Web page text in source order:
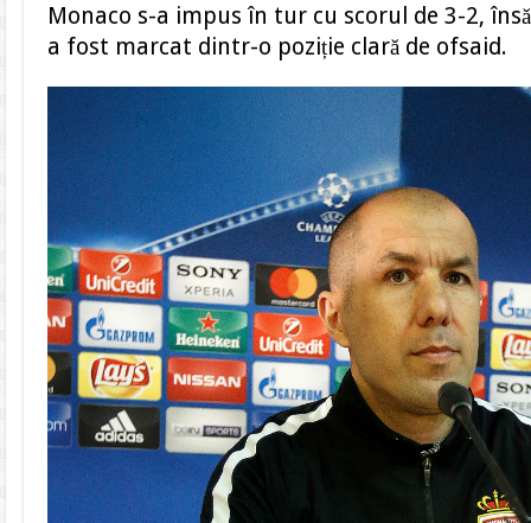
Monaco s-a impus în tur cu scorul de 3-2,
a fost marcat dintr-o poziție clară de ofsaid.